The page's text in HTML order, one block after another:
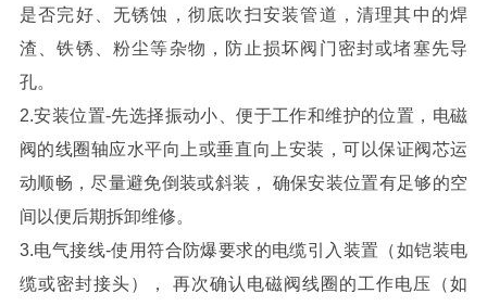
是否完好、无锈蚀，彻底吹扫安装管道，清理其中的焊
渣、铁锈、粉尘等杂物，防止损坏阀门密封或堵塞先导
孔。
2.安装位置-先选择振动小、便于工作和维护的位置，电磁
阀的线圈轴应水平向上或垂直向上安装，可以保证阀芯运
动顺畅，尽量避免倒装或斜装， 确保安装位置有足够的空
间以便后期拆卸维修。
3.电气接线-使用符合防爆要求的电缆引入装置（如铠装电
缆或密封接头）， 再次确认电磁阀线圈的工作电压（如